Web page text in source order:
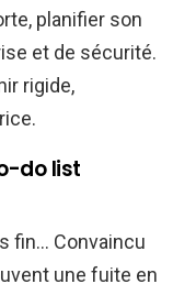
planifier son
et de sécurité.
rigide,
do list
fin… Convaincu
une fuite en